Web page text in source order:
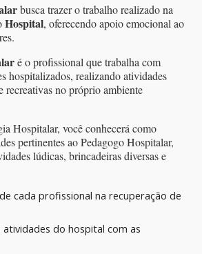
busca trazer o trabalho realizado na
Hospital, oferecendo apoio emocional ao
é o profissional que trabalha com
hospitalizados, realizando atividades
recreativas no próprio ambiente
Hospitalar, você conhecerá como
pertinentes ao Pedagogo Hospitalar,
lúdicas, brincadeiras diversas e
cada profissional na recuperação de
atividades do hospital com as